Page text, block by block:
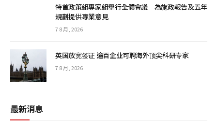
特首政策組專家組舉行全體會議 為施政報告及五年
規劃提供專業意見
7 8 月, 2026
英国放宽签证 逾百企业可聘海外顶尖科研专家
7 8 月, 2026
最新消息